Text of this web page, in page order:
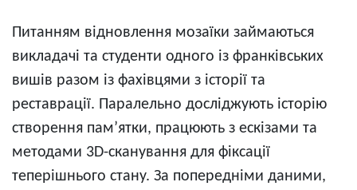
Питанням відновлення мозаїки займаються
викладачі та студенти одного із франківських
вишів разом із фахівцями з історії та
реставрації. Паралельно досліджують історію
створення памʼятки, працюють з ескізами та
методами 3D-сканування для фіксації
теперішнього стану. За попередніми даними,